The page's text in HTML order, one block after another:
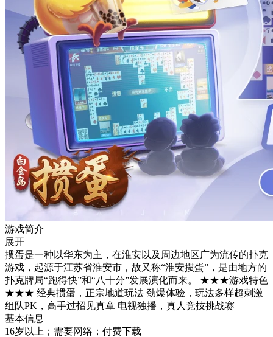
游戏简介
展开
掼蛋是一种以华东为主，在淮安以及周边地区广为流传的扑克
游戏，起源于江苏省淮安市，故又称“淮安掼蛋”，是由地方的
扑克牌局“跑得快”和“八十分”发展演化而来。 ★★★游戏特色
★★★ 经典掼蛋，正宗地道玩法 劲爆体验，玩法多样超刺激
组队PK，高手过招见真章 电视独播，真人竞技挑战赛
基本信息
16岁以上；需要网络；付费下载